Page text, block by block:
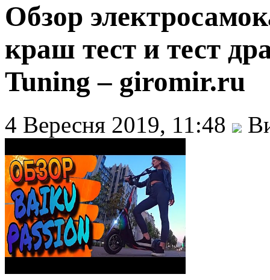
Обзор
краш тест и тест
Tuning – giromir.ru
4 Вересня 2019, 11:48